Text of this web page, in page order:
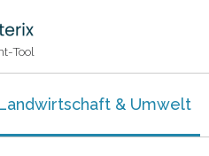
Tool
& Umwelt